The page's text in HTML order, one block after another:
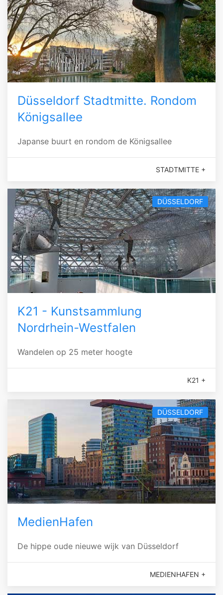
Düsseldorf Stadtmitte. Rondom
Königsallee
Japanse buurt en rondom de Königsallee
STADTMITTE +
DÜSSELDORF
K21 - Kunstsammlung
Nordrhein-Westfalen
Wandelen op 25 meter hoogte
K21 +
DÜSSELDORF
MedienHafen
De hippe oude nieuwe wijk van Düsseldorf
MEDIENHAFEN +